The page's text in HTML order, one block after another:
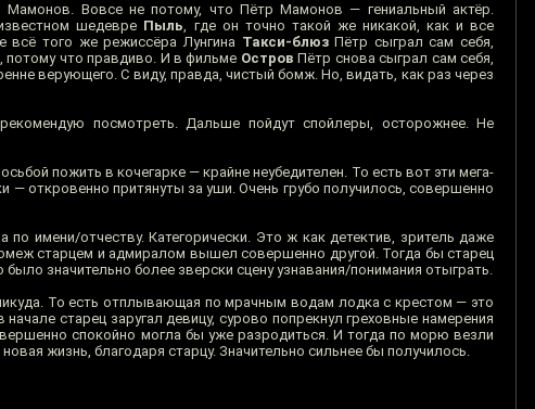
Мамонов. Вовсе не потому, что Пётр Мамонов — гениальный актёр.
шедевре Пыль, где он точно такой же никакой, как и все
того же режиссёра Лунгина Такси-блюзПётр сыграл сам себя,
потому что правдиво. И в фильме Остров Пётр снова сыграл сам себя,
верующего. C виду, правда, чистый бомж. Но, видать, как раз через
посмотреть. Дальше пойдут спойлеры, осторожнее. Не
пожить в кочегарке — крайне неубедителен. То есть вот эти мега-
— откровенно притянуты за уши. Очень грубо получилось, совершенно
имени/отчеству. Категорически. Это ж как детектив, зритель даже
старцем и адмиралом вышел совершенно другой. Тогда бы старец
значительно более зверски сцену узнавания/понимания отыграть.
То есть отплывающая по мрачным водам лодка с крестом — это
старец заругал девицу, сурово попрекнул греховные намерения
спокойно могла бы уже разродиться. И тогда по морю везли
жизнь, благодаря старцу. Значительно сильнее бы получилось.